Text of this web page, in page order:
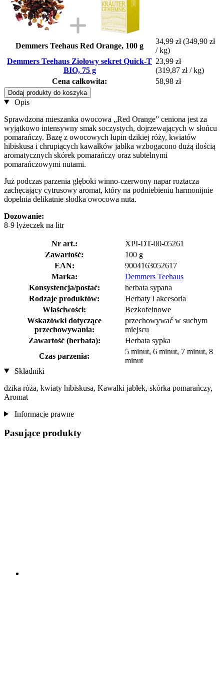
Demmers Teehaus Red Orange, 100 g
34,99 zł (349,90 zł
/ kg)
Demmers Teehaus Ziołowy sekret Quick-T
BIO, 75 g
23,99 zł
(319,87 zł / kg)
Cena całkowita:
58,98 zł
Dodaj produkty do koszyka
Opis
Sprawdzona mieszanka owocowa „Red Orange” ceniona jest za
wyjątkowo intensywny smak soczystych, dojrzewających w słońcu
pomarańczy. Bazę z owocowych łupin dzikiej róży, kwiatów
hibiskusa i chrupiących kawałków jabłka wzbogacono dużą ilością
aromatycznych skórek pomarańczy oraz subtelnymi
pomarańczowymi nutami.
Już podczas parzenia głęboki winno-czerwony napar roztacza
zachęcający cytrusowy aromat, który na podniebieniu harmonijnie
dopełnia delikatnie słodka owocowa nuta.
Dozowanie:
8-9 łyżeczek na litr
Nr art.:
XPI-DT-00-05261
Zawartość:
100 g
EAN:
9004163052617
Marka:
Demmers Teehaus
Konsystencja/postać:
herbata sypana
Rodzaje produktów:
Herbaty i akcesoria
Właściwości:
Bezkofeinowe
Wskazówki dotyczące
przechowywania:
przechowywać w suchym
miejscu
Zawartość (herbata):
Herbata sypka
Czas parzenia:
5 minut, 6 minut, 7 minut, 8
minut
Składniki
dzika róża, kwiaty hibiskusa, Kawałki jabłek, skórka pomarańczy,
Aromat
Informacje prawne
Pasujące produkty